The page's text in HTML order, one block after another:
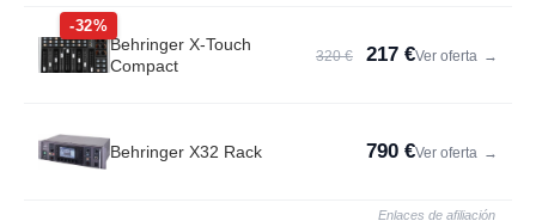
-32%
Behringer X-Touch
Compact
320 € 217 €Ver oferta →
Behringer X32 Rack 790 €Ver oferta →
Enlaces de afiliación